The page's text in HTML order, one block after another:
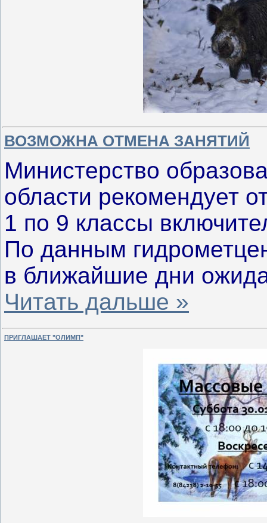
ВОЗМОЖНА ОТМЕНА ЗАНЯТИЙ
Министерство
области рекомендует
1 по 9 классы
По данным
в ближайшие дни
Читать дальше »
ПРИГЛАШАЕТ "ОЛИМП"